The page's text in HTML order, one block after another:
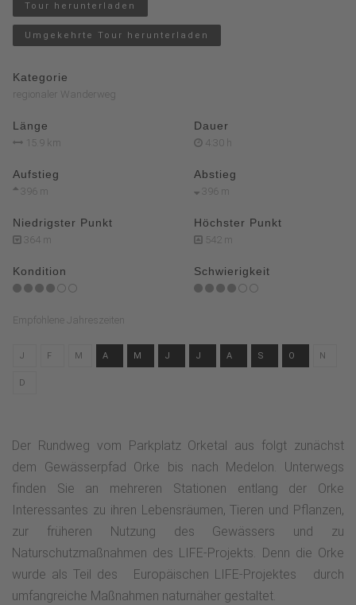
Tour herunterladen
Umgekehrte Tour herunterladen
Kategorie
regionaler Wanderweg
Länge
15.9 km
Dauer
4:30 h
Aufstieg
396 m
Abstieg
396 m
Niedrigster Punkt
364 m
Höchster Punkt
542 m
Kondition Schwierigkeit
Empfohlene Jahreszeiten
J F M A M J J A S O N
D
Der Rundweg vom Parkplatz Orketal aus folgt zunächst
dem Gewässerpfad Orke bis nach Medelon. Unterwegs
finden Sie an mehreren Stationen entlang der Orke
Interessantes zu ihren Lebensräumen, Tieren und Pflanzen,
zur früheren Nutzung des Gewässers und zu
Naturschutzmaßnahmen des LIFE-Projekts. Denn die Orke
wurde als Teil des Europäischen LIFE-Projektes durch
umfangreiche Maßnahmen naturnäher gestaltet.